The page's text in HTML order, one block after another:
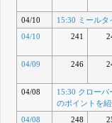
04/10
15:30 ミール
04/10
241
04/09
246
04/08
15:30 クロー
のポイントを
04/08
248